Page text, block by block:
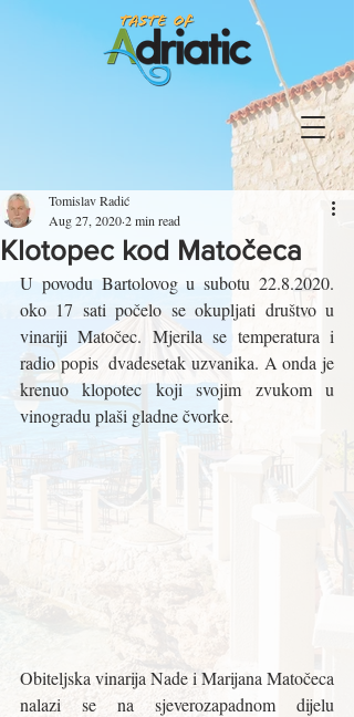
Klotopec kod Matočeca
Tomislav Radić
Aug 27, 20202 min read
U povodu Bartolovog u subotu 22.8.2020.
oko 17 sati počelo se okupljati društvo u
vinariji Matočec. Mjerila se temperatura i
radio popis  dvadesetak uzvanika. A onda je
krenuo klopotec koji svojim zvukom u
vinogradu plaši gladne čvorke.
Obiteljska vinarija Nade i Marijana Matočeca
nalazi se na sjeverozapadnom dijelu